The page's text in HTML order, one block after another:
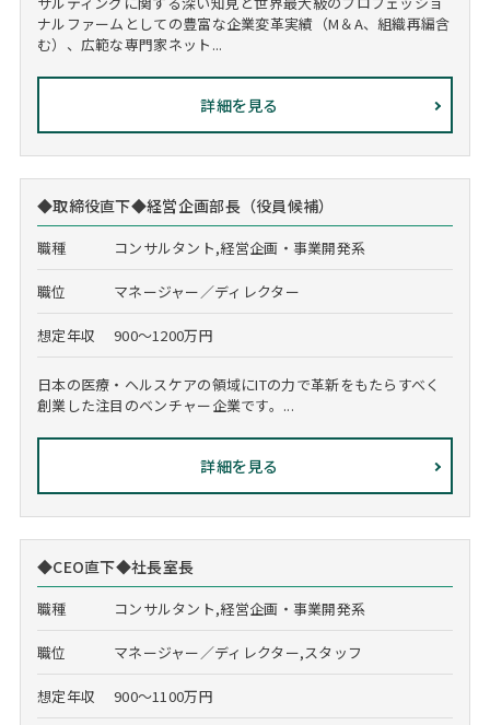
ナルファームとしての豊富な企業変革実績（M＆A、組織再編含
む）、広範な専門家ネット...
詳細を見る
◆取締役直下◆経営企画部長（役員候補）
職種 コンサルタント,経営企画・事業開発系
職位 マネージャー／ディレクター
想定年収 900～1200万円
日本の医療・ヘルスケアの領域にITの力で革新をもたらすべく
創業した注目のベンチャー企業です。...
詳細を見る
◆CEO直下◆社長室長
職種 コンサルタント,経営企画・事業開発系
職位 マネージャー／ディレクター,スタッフ
想定年収 900～1100万円